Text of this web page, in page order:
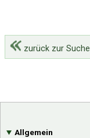
zurück zur Suche
Allgemein